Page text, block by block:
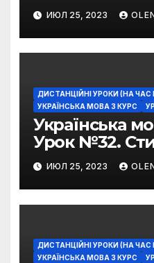
можливості
ИЮЛ 25, 2023
ДИСТАНЦІЙНІ УРОКИ (НА
УКРАЇНСЬКА МОВА 3 КУРС
Українська
Урок №32.
забарвлення
ИЮЛ 25, 2023
ДИСТАНЦІЙНІ УРОКИ (НА
УКРАЇНСЬКА МОВА 3 КУРС